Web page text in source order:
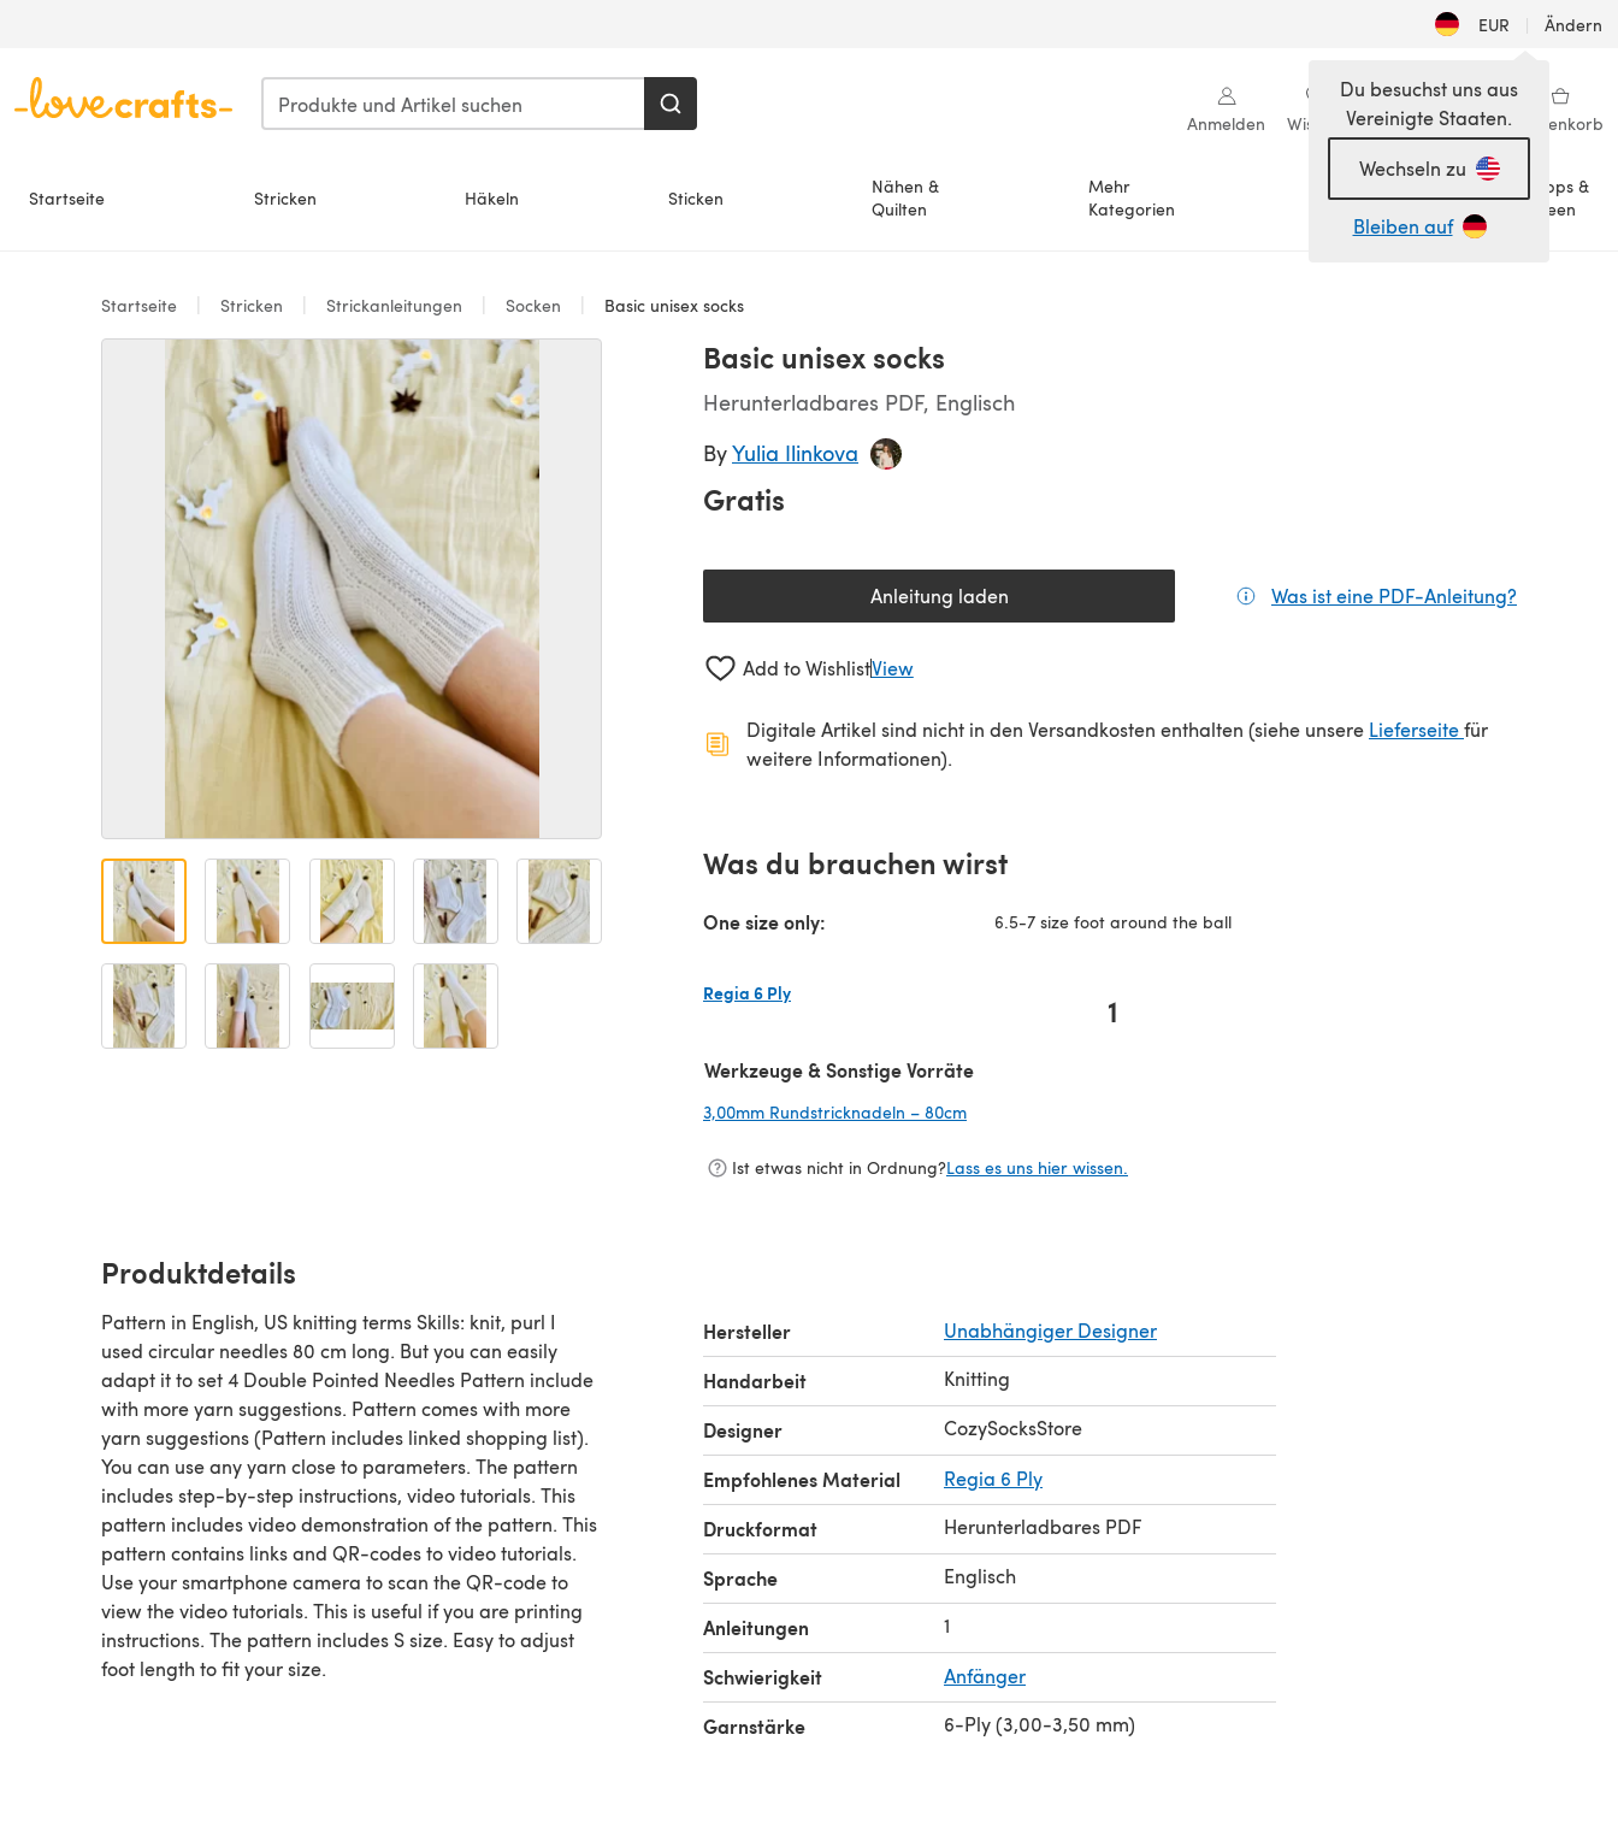
EUR | Ändern
Anmelden Wishlist Meine Bibliothek Warenkorb
Startseite Stricken Häkeln Sticken
Nähen &
Quilten
Mehr
Kategorien
Anlässe
Tipps &
Ideen
Du besuchst uns aus
Vereinigte Staaten.
Wechseln zu
Bleiben auf
Startseite Stricken Strickanleitungen Socken Basic unisex socks
Basic unisex socks
Herunterladbares PDF, Englisch
ByYulia Ilinkova
Gratis
Anleitung laden(öffnet sich in einem neuen Tab) Was ist eine PDF-Anleitung?
Add to WishlistView
Digitale Artikel sind nicht in den Versandkosten enthalten (siehe unsere Lieferseite(öffnet sich in
für
weitere Informationen).
Was du brauchen wirst
One size only: 6.5-7 size foot around the ball
Regia 6 Ply
1
Werkzeuge & Sonstige Vorräte
3,00mm Rundstricknadeln – 80cm
Ist etwas nicht in Ordnung?Lass es uns hier wissen.
Produktdetails
Pattern in English, US knitting terms Skills: knit, purl I
used circular needles 80 cm long. But you can easily
adapt it to set 4 Double Pointed Needles Pattern include
with more yarn suggestions. Pattern comes with more
yarn suggestions (Pattern includes linked shopping list).
You can use any yarn close to parameters. The pattern
includes step-by-step instructions, video tutorials. This
pattern includes video demonstration of the pattern. This
pattern contains links and QR-codes to video tutorials.
Use your smartphone camera to scan the QR-code to
view the video tutorials. This is useful if you are printing
instructions. The pattern includes S size. Easy to adjust
foot length to fit your size.
Hersteller Unabhängiger Designer
Handarbeit Knitting
Designer CozySocksStore
Empfohlenes Material Regia 6 Ply
Druckformat Herunterladbares PDF
Sprache Englisch
Anleitungen 1
Schwierigkeit Anfänger
Garnstärke 6-Ply (3,00-3,50 mm)